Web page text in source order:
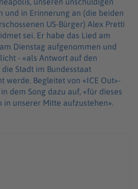
und in Erinnerung an (die beiden
US-Bürger) Alex Pretti
sei. Er habe das Lied am
Dienstag aufgenommen und
- «als Antwort auf den
Stadt im Bundesstaat
werde. Begleitet von «ICE Out»-
dem Song dazu auf, «für dieses
in unserer Mitte aufzustehen».